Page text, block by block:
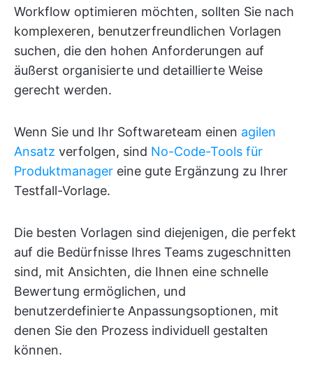
Workflow optimieren möchten, sollten Sie nach
komplexeren, benutzerfreundlichen Vorlagen
suchen, die den hohen Anforderungen auf
äußerst organisierte und detaillierte Weise
gerecht werden.
Wenn Sie und Ihr Softwareteam einen agilen
Ansatz verfolgen, sind No-Code-Tools für
Produktmanager eine gute Ergänzung zu Ihrer
Testfall-Vorlage.
Die besten Vorlagen sind diejenigen, die perfekt
auf die Bedürfnisse Ihres Teams zugeschnitten
sind, mit Ansichten, die Ihnen eine schnelle
Bewertung ermöglichen, und
benutzerdefinierte Anpassungsoptionen, mit
denen Sie den Prozess individuell gestalten
können.